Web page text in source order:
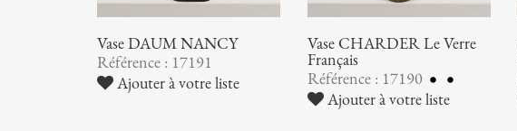
Vase DAUM NANCY
Référence : 17191
Ajouter à votre liste
Vase CHARDER Le Verre
Français
Référence : 17190
Ajouter à votre liste